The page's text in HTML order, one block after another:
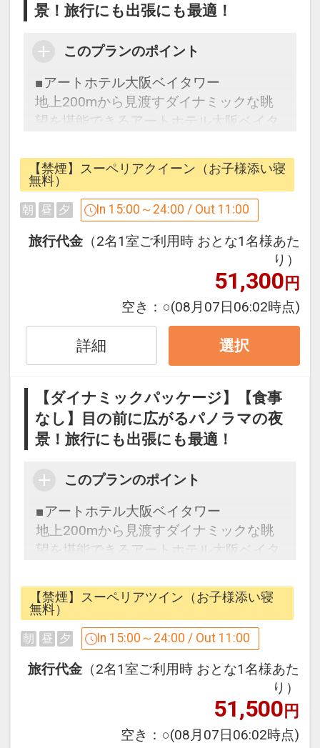
景！旅行にも出張にも最適！
このプランのポイント
■アートホテル大阪ベイタワー
地上200mから見渡すダイナミックな眺
望を堪能できるアートホテル大阪ベイタ
お部屋からは市内中心部やベイエリアが
一望できます。特に夕方から夜にかけて
は色彩の移り変わりが格別。
夜景を眺めながら、ゆっくりと流れる時
間をご体感ください。都会の喧騒から離
れた静寂の中で、美しい夜景が皆様に感
JR大阪環状線・大阪メトロ「弁天町」駅
に直結し、ユニバーサル・スタジオ・ジ
クセスにも便利です。
----------
公式LINEアカウント誕生！
ご予約前にお部屋の詳細が分かります！
さらに、無料1ドリンククーポン配布中
です！
【友だち追加方法】
LINEのホーム画面⇒検索欄に「アートホ
い！
----------
■ご注意点
・小学生以下のお子様は添い寝無料でご
宿泊いただけます。（追加の寝具、アメ
ニティ類のご用意はございません）
・ベッド1台につき添い寝1名様までご宿
泊いただけます。
【禁煙】スーペリアクイーン（お子様添い寝
無料）
朝 昼 夕 In 15:00～24:00 / Out 11:00
旅行代金 （2名1室ご利用時 おとな1名様あた
り）
51,300円
空き： ○(08月07日06:02時点)
詳細 選択
【ダイナミックパッケージ】【食事
なし】目の前に広がるパノラマの夜
景！旅行にも出張にも最適！
このプランのポイント
■アートホテル大阪ベイタワー
地上200mから見渡すダイナミックな眺
望を堪能できるアートホテル大阪ベイタ
お部屋からは市内中心部やベイエリアが
一望できます。特に夕方から夜にかけて
は色彩の移り変わりが格別。
夜景を眺めながら、ゆっくりと流れる時
間をご体感ください。都会の喧騒から離
れた静寂の中で、美しい夜景が皆様に感
【禁煙】スーペリアツイン（お子様添い寝
無料）
朝 昼 夕 In 15:00～24:00 / Out 11:00
旅行代金 （2名1室ご利用時 おとな1名様あた
り）
51,500円
空き： ○(08月07日06:02時点)